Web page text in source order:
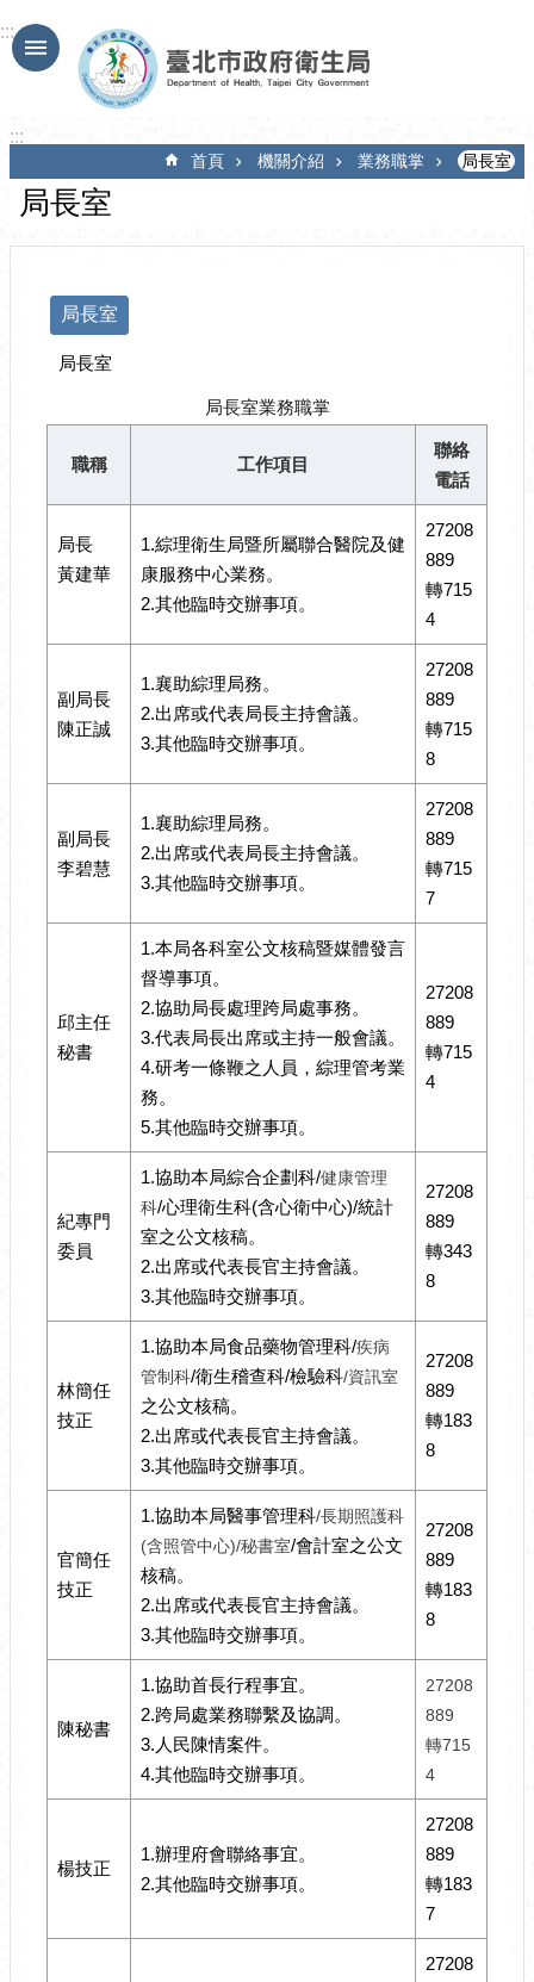
跳到主要內容區塊
:::
:::
首頁 機關介紹 業務職掌 局長室
局長室
局長室
局長室
局長室業務職掌
職稱 工作項目
聯絡
電話
局長
黃建華
1.綜理衛生局暨所屬聯合醫院及健
康服務中心業務。
2.其他臨時交辦事項。
27208
889
轉715
4
副局長
陳正誠
1.襄助綜理局務。
2.出席或代表局長主持會議。
3.其他臨時交辦事項。
27208
889
轉715
8
副局長
李碧慧
1.襄助綜理局務。
2.出席或代表局長主持會議。
3.其他臨時交辦事項。
27208
889
轉715
7
邱主任
秘書
1.本局各科室公文核稿暨媒體發言
督導事項。
2.協助局長處理跨局處事務。
3.代表局長出席或主持一般會議。
4.研考一條鞭之人員，綜理管考業
務。
5.其他臨時交辦事項。
27208
889
轉715
4
紀專門
委員
1.協助本局綜合企劃科/健康管理
科/心理衛生科(含心衛中心)/統計
室之公文核稿。
2.出席或代表長官主持會議。
3.其他臨時交辦事項。
27208
889
轉343
8
林簡任
技正
1.協助本局食品藥物管理科/疾病
管制科/衛生稽查科/檢驗科/資訊室
之公文核稿。
2.出席或代表長官主持會議。
3.其他臨時交辦事項。
27208
889
轉183
8
官簡任
技正
1.協助本局醫事管理科/長期照護科
(含照管中心)/秘書室/會計室之公文
核稿。
2.出席或代表長官主持會議。
3.其他臨時交辦事項。
27208
889
轉183
8
陳秘書
1.協助首長行程事宜。
2.跨局處業務聯繫及協調。
3.人民陳情案件。
4.其他臨時交辦事項。
27208
889
轉715
4
楊技正
1.辦理府會聯絡事宜。
2.其他臨時交辦事項。
27208
889
轉183
7
27208